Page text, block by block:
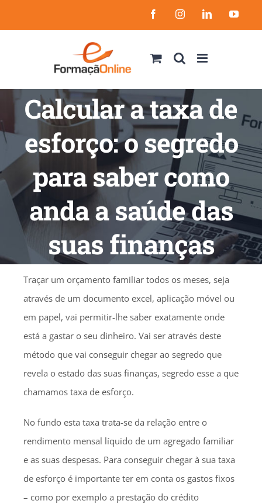
to
FacebookInstagramLinkedIn
Calcular a taxa de
esforço: o segredo
para saber como
anda a saúde das
suas finanças
Traçar um orçamento familiar todos os meses, seja
através de um documento excel, aplicação móvel ou
em papel, vai permitir-lhe saber exatamente onde
está a gastar o seu dinheiro. Vai ser através deste
método que vai conseguir chegar ao segredo que
revela o estado das suas finanças, segredo esse a que
chamamos taxa de esforço.
No fundo esta taxa trata-se da relação entre o
rendimento mensal líquido de um agregado familiar
e as suas despesas. Para conseguir chegar à sua taxa
de esforço é importante ter em conta os gastos fixos
– como por exemplo a prestação do crédito